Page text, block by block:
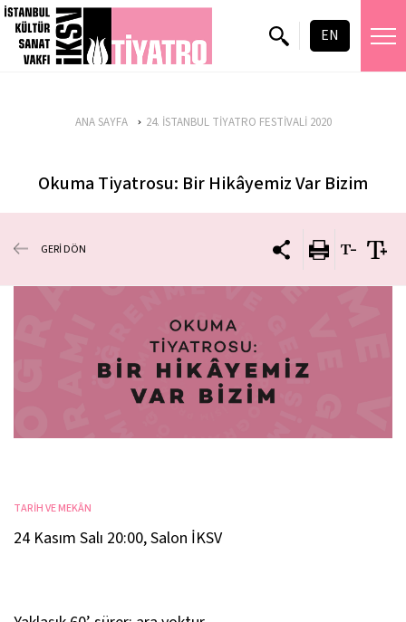
EN
ANA SAYFA 24. İSTANBUL TİYATRO FESTİVALİ 2020
Okuma Tiyatrosu: Bir Hikâyemiz Var Bizim
GERİ DÖN
TARİH VE MEKÂN
24 Kasım Salı 20:00,Salon İKSV